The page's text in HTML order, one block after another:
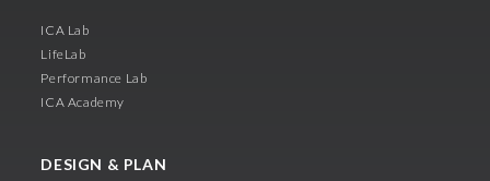
ICA Lab
LifeLab
Performance Lab
ICA Academy
DESIGN & PLAN